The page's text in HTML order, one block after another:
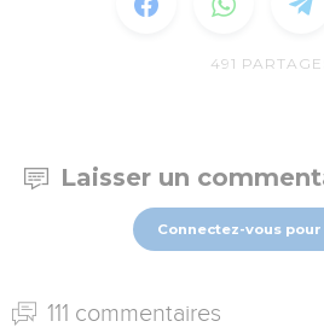
491
Laisser un
Connectez-vous
111 commentaires